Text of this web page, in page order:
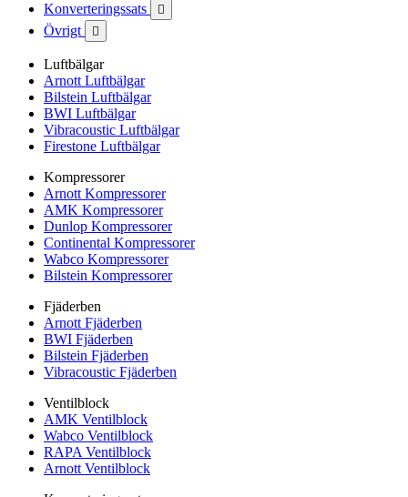
Konverteringssats 
Övrigt 
Luftbälgar
Arnott Luftbälgar
Bilstein Luftbälgar
BWI Luftbälgar
Vibracoustic Luftbälgar
Firestone Luftbälgar
Kompressorer
Arnott Kompressorer
AMK Kompressorer
Dunlop Kompressorer
Continental Kompressorer
Wabco Kompressorer
Bilstein Kompressorer
Fjäderben
Arnott Fjäderben
BWI Fjäderben
Bilstein Fjäderben
Vibracoustic Fjäderben
Ventilblock
AMK Ventilblock
Wabco Ventilblock
RAPA Ventilblock
Arnott Ventilblock